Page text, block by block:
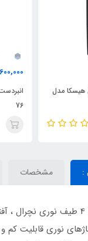
هیسکا مدل
76
: مشخصات
این محصول با 4 طیف نوری
نوری قابلیت کم و